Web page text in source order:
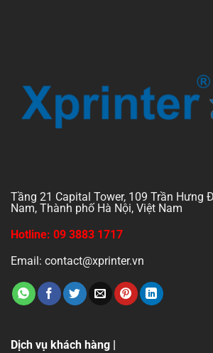
Tầng 21 Capital Tower, 109 Trần Hưng
Nam, Thành phố Hà Nội, Việt Nam
Hotline: 09 3883 1717
Email: contact@xprinter.vn
Dịch vụ khách hàng |